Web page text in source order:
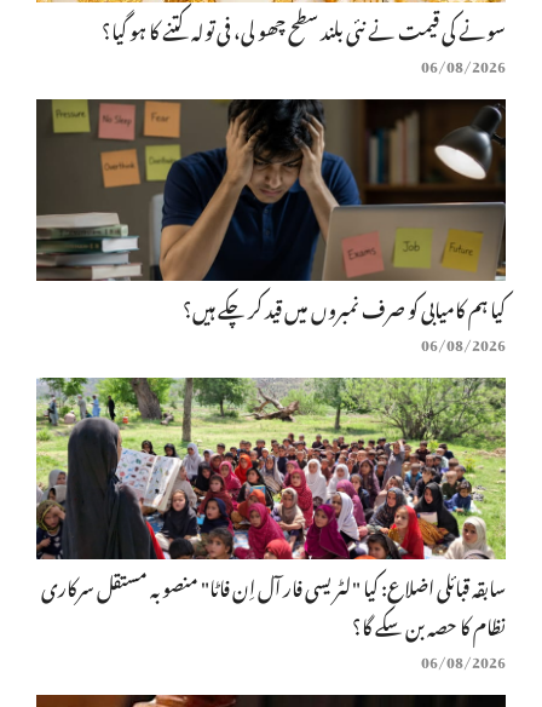
سونے کی قیمت نے نئی بلند سطح چھو لی، فی تولہ کتنے کا ہو گیا؟
06/08/2026
کیا ہم کامیابی کو صرف نمبروں میں قید کر چکے ہیں؟
06/08/2026
سابقہ قبائلی اضلاع: کیا "لٹریسی فار آل اِن فاٹا" منصوبہ مستقل سرکاری
نظام کا حصہ بن سکے گا؟
06/08/2026